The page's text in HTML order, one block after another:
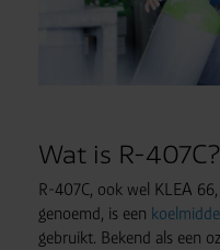
Wat is R-407C?
R-407C, ook wel KLEA
genoemd, is een koelmiddel
gebruikt. Bekend als een